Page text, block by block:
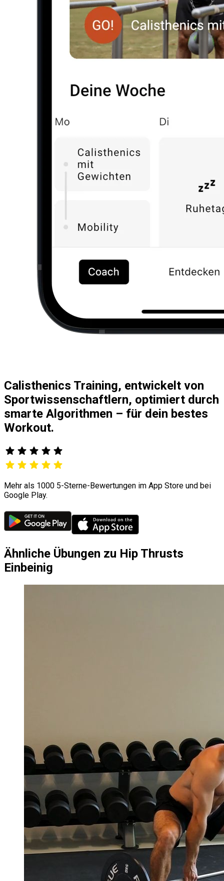
Calisthenics Training, entwickelt von
Sportwissenschaftlern, optimiert durch
smarte Algorithmen – für dein bestes
Workout.
Mehr als 1000 5-Sterne-Bewertungen im App Store und bei
Google Play.
Ähnliche Übungen zu Hip Thrusts
Einbeinig